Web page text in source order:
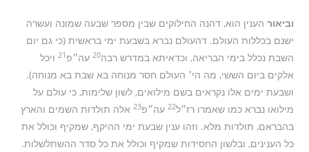
וביאור הענין הוא, דהנה החילוקים שבין מספר שבעה שמונה ועשרה
ישנם בכללות העולם. דהעולם נברא בשבעת ימי בראשית (כי גם יום
השבת נכלל בימי הבריאה, וכדאיתא במדרש רבה20 עה״פ 21 ויכל
אלקים ביום הששי, מה הי׳ העולם חסר מנוחה בא שבת בא מנוחה).
ושבעת ימים אלו נקראים בשם מילואים, לשון שלימות, כי עולם על
מילואו נברא כמו שאמרו רז״ל22 עה״פ23 אלה תולדות השמים והארץ
בהבראם, תולדות מלא. וזהו ענין שבעת ימי ההיקף, שמקיף וכולל את
כל הענינים, ובלשון החסידות שמקיף וכולל את כל סדר ההשתלשלות.